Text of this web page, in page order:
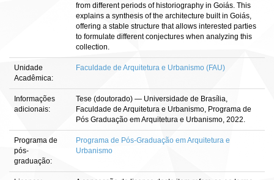
from different periods of historiography in Goiás. This
explains a synthesis of the architecture built in Goiás,
offering a stable structure that allows interested parties
to formulate different conjectures when analyzing this
collection.
Unidade
Acadêmica:
Faculdade de Arquitetura e Urbanismo (FAU)
Informações
adicionais:
Tese (doutorado) — Universidade de Brasília,
Faculdade de Arquitetura e Urbanismo, Programa de
Pós Graduação em Arquitetura e Urbanismo, 2022.
Programa de
pós-
graduação:
Programa de Pós-Graduação em Arquitetura e
Urbanismo